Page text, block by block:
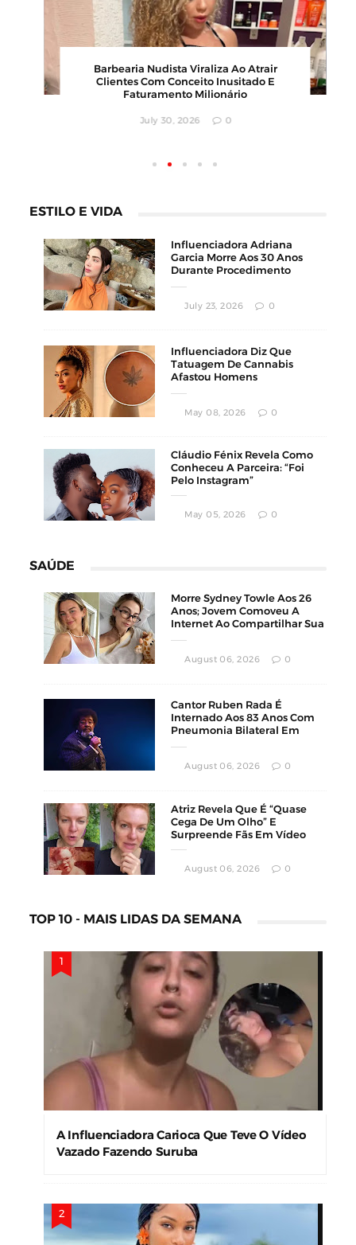
Barbearia Nudista Viraliza Ao Atrair
Clientes Com Conceito Inusitado E
Faturamento Milionário
July 30, 2026 0
ESTILO E VIDA
Influenciadora Adriana
Garcia Morre Aos 30 Anos
Durante Procedimento
July 23, 2026 0
Influenciadora Diz Que
Tatuagem De Cannabis
Afastou Homens
May 08, 2026 0
Cláudio Fénix Revela Como
Conheceu A Parceira: “Foi
Pelo Instagram”
May 05, 2026 0
SAÚDE
Morre Sydney Towle Aos 26
Anos; Jovem Comoveu A
Internet Ao Compartilhar Sua
August 06, 2026 0
Cantor Ruben Rada É
Internado Aos 83 Anos Com
Pneumonia Bilateral Em
August 06, 2026 0
Atriz Revela Que É “Quase
Cega De Um Olho” E
Surpreende Fãs Em Vídeo
August 06, 2026 0
TOP 10 - MAIS LIDAS DA SEMANA
A Influenciadora Carioca Que Teve O Vídeo
Vazado Fazendo Suruba